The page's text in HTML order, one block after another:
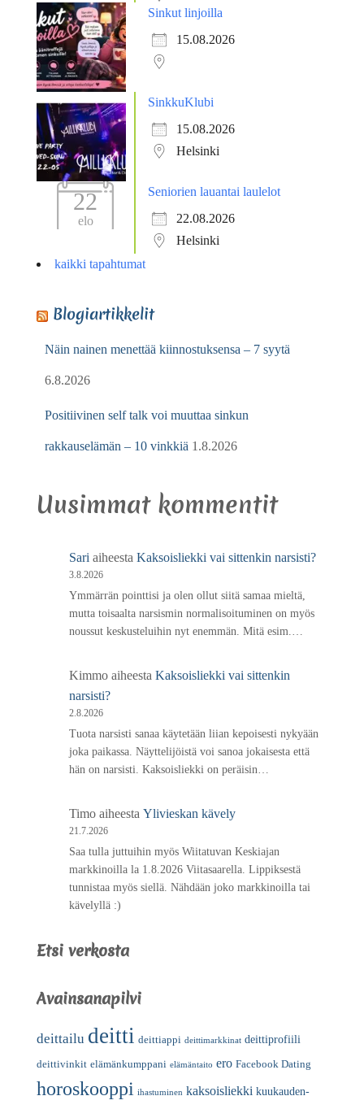
Sinkut linjoilla
15.08.2026
SinkkuKlubi
15.08.2026
Helsinki
22
elo
Seniorien lauantai laulelot
22.08.2026
Helsinki
kaikki tapahtumat
Blogiartikkelit
Näin nainen menettää kiinnostuksensa – 7 syytä
6.8.2026
Positiivinen self talk voi muuttaa sinkun
rakkauselämän – 10 vinkkiä 1.8.2026
Uusimmat kommentit
Sari aiheesta Kaksoisliekki vai sittenkin narsisti?
3.8.2026
Ymmärrän pointtisi ja olen ollut siitä samaa mieltä,
mutta toisaalta narsismin normalisoituminen on myös
noussut keskusteluihin nyt enemmän. Mitä esim.…
Kimmo aiheesta Kaksoisliekki vai sittenkin
narsisti?
2.8.2026
Tuota narsisti sanaa käytetään liian kepoisesti nykyään
joka paikassa. Näyttelijöistä voi sanoa jokaisesta että
hän on narsisti. Kaksoisliekki on peräisin…
Timo aiheesta Ylivieskan kävely
21.7.2026
Saa tulla juttuihin myös Wiitatuvan Keskiajan
markkinoilla la 1.8.2026 Viitasaarella. Lippiksestä
tunnistaa myös siellä. Nähdään joko markkinoilla tai
kävelyllä :)
Etsi verkosta
Avainsanapilvi
deittailu deitti deittiappi deittimarkkinat deittiprofiili
deittivinkit elämänkumppani elämäntaito ero Facebook Dating
horoskooppi ihastuminen kaksoisliekki kuukauden-